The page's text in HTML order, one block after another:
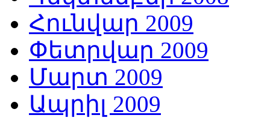
Հունվար 2009
Փետրվար 2009
Մարտ 2009
Ապրիլ 2009